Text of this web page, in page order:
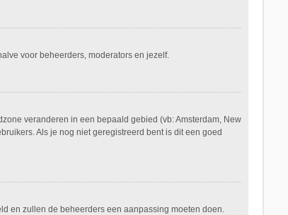
voor beheerders, moderators en jezelf.
veranderen in een bepaald gebied (vb: Amsterdam, New
Als je nog niet geregistreerd bent is dit een goed
en zullen de beheerders een aanpassing moeten doen.